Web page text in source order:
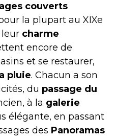
couverts
la plupart au XIXe
leur charme
encore de
et se restaurer,
pluie. Chacun a son
du passage du
à la galerie
élégante, en passant
des Panoramas